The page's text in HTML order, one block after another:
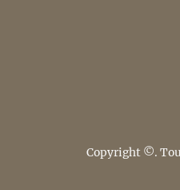
Copyright ©.